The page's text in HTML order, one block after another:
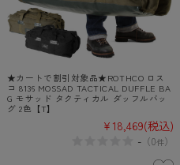
★カートで割引対象品★ROTHCO ロス
コ 8136 MOSSAD TACTICAL DUFFLE BA
G モサッド タクティカル ダッフルバッ
グ 2色【T】
¥18,469(税込)
-（0件）